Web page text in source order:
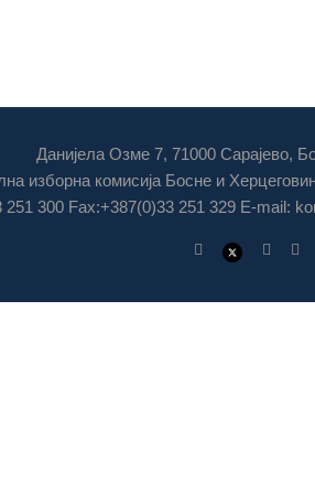
Данијела Озме 7, 71000 Сарајево,
изборна комисија Босне и
251 300 Fax:+387(0)33 251 329 E-mail: